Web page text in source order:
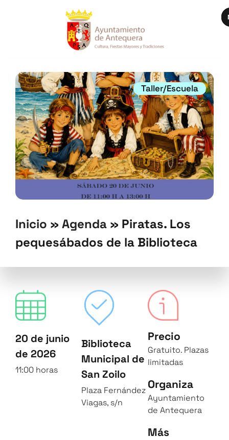
Taller/Escuela
Inicio » Agenda » Piratas. Los
pequesábados de la Biblioteca
20 de junio
de 2026
11:00 horas
Biblioteca
Municipal de
San Zoilo
Plaza Fernández
Viagas, s/n
Precio
Gratuito. Plazas
limitadas
Organiza
Ayuntamiento
de Antequera
Más